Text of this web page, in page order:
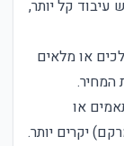
עיבוד קל יותר,
או מלאים
המחיר.
או
יקרים יותר.